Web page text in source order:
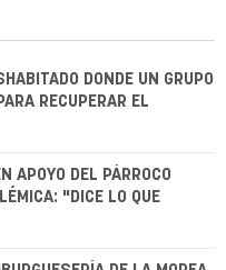
DONDE UN GRUPO
RECUPERAR EL
APOYO DEL PÁRROCO
"DICE LO QUE